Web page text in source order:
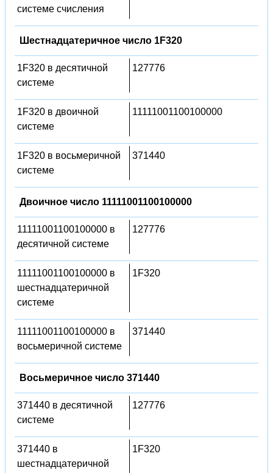
системе счисления
Шестнадцатеричное число 1F320
1F320 в десятичной
системе
127776
1F320 в двоичной
системе
11111001100100000
1F320 в восьмеричной
системе
371440
Двоичное число 11111001100100000
11111001100100000 в
десятичной системе
127776
11111001100100000 в
шестнадцатеричной
системе
1F320
11111001100100000 в
восьмеричной системе
371440
Восьмеричное число 371440
371440 в десятичной
системе
127776
371440 в
шестнадцатеричной
1F320